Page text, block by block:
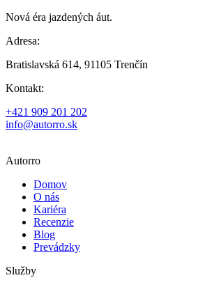
Nová éra jazdených áut.
Adresa:
Bratislavská 614, 91105 Trenčín
Kontakt:
+421 909 201 202
info@autorro.sk
Autorro
Domov
O nás
Kariéra
Recenzie
Blog
Prevádzky
Služby